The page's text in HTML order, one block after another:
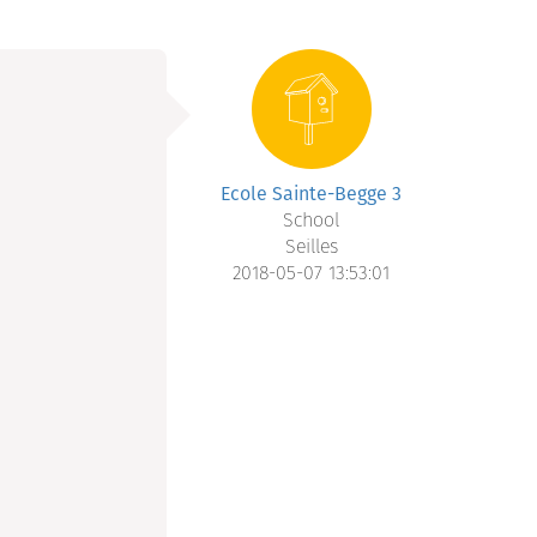
Ecole Sainte-Begge 3
School
Seilles
2018-05-07 13:53:01